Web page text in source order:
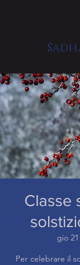
Classe
gio
Per celebrare il